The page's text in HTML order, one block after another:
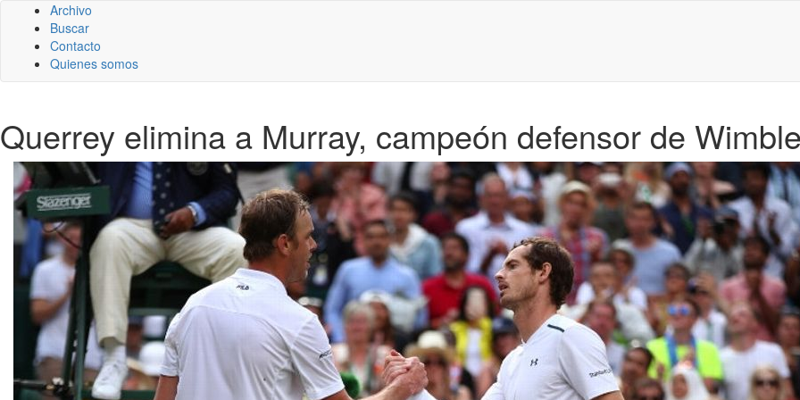
Archivo
Buscar
Contacto
Quienes somos
Querrey elimina a Murray, campeón defensor de